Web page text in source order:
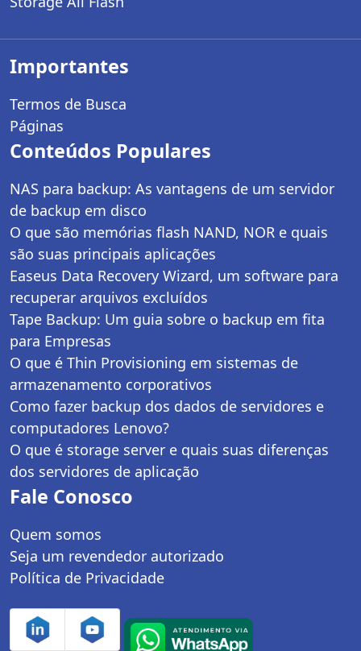
Importantes
Termos de Busca
Páginas
Conteúdos Populares
NAS para backup: As vantagens de um servidor
de backup em disco
O que são memórias flash NAND, NOR e quais
são suas principais aplicações
Easeus Data Recovery Wizard, um software para
recuperar arquivos excluídos
Tape Backup: Um guia sobre o backup em fita
para Empresas
O que é Thin Provisioning em sistemas de
armazenamento corporativos
Como fazer backup dos dados de servidores e
computadores Lenovo?
O que é storage server e quais suas diferenças
dos servidores de aplicação
Fale Conosco
Quem somos
Seja um revendedor autorizado
Política de Privacidade